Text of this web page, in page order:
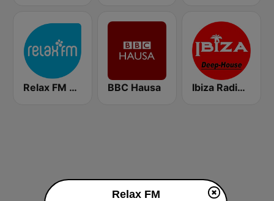
Relax FM Estonia BBC Hausa Ibiza Radios - Deep House
Relax FM